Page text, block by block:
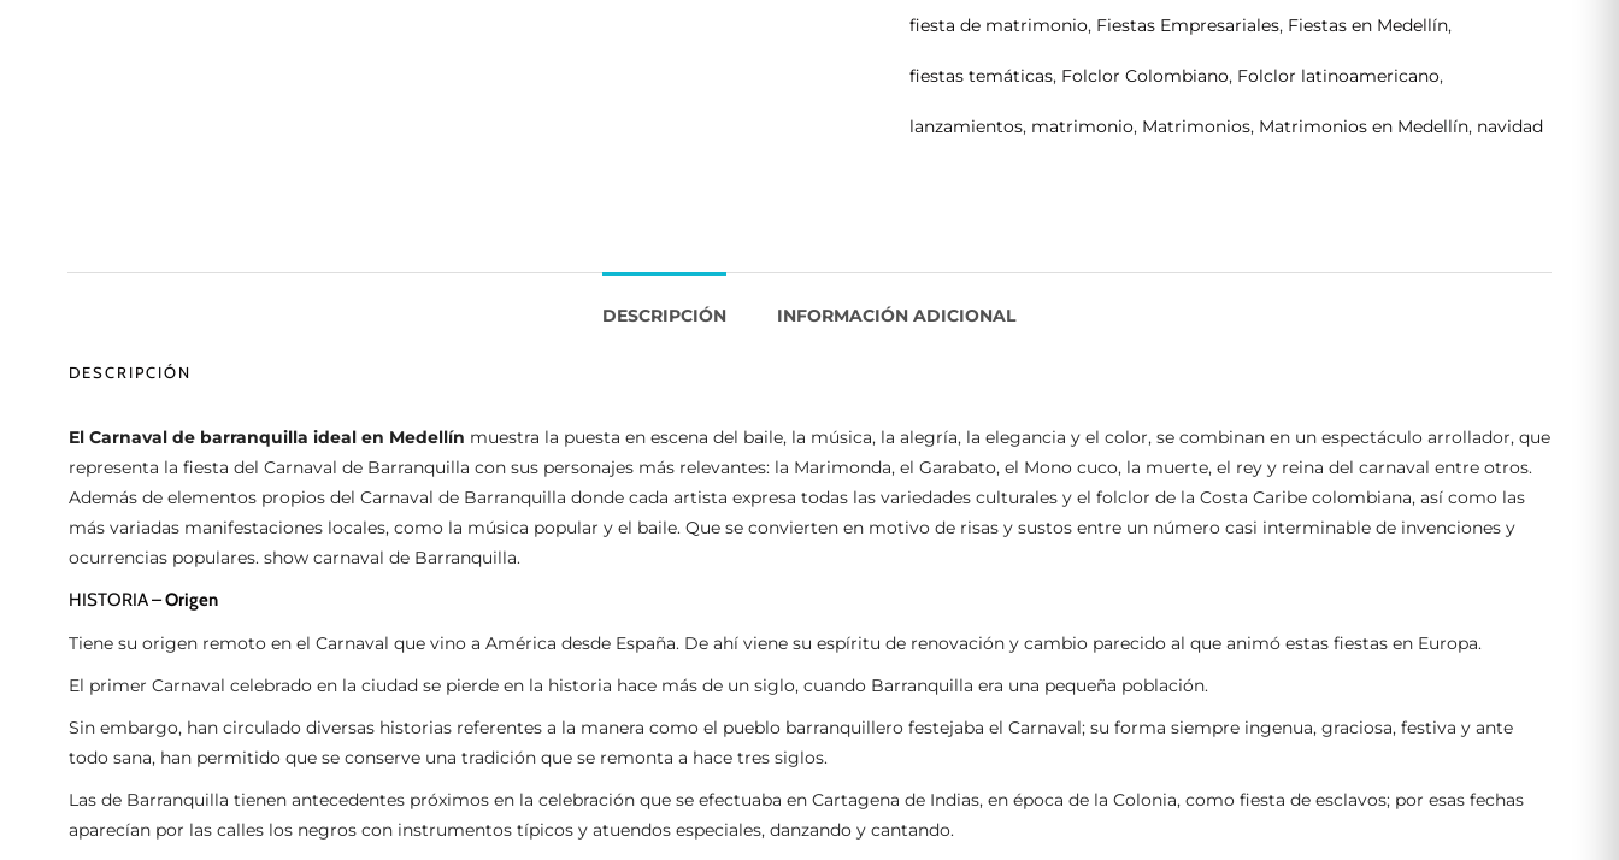
fiesta de matrimonio, Fiestas Empresariales, Fiestas en Medellín,
fiestas temáticas, Folclor Colombiano, Folclor latinoamericano,
lanzamientos, matrimonio, Matrimonios, Matrimonios en Medellín, navidad
DESCRIPCIÓN INFORMACIÓN ADICIONAL
DESCRIPCIÓN
El Carnaval de barranquilla ideal en Medellín muestra la puesta en escena del baile, la música, la alegría, la elegancia y el color, se combinan en un espectáculo arrollador, que
representa la fiesta del Carnaval de Barranquilla con sus personajes más relevantes: la Marimonda, el Garabato, el Mono cuco, la muerte, el rey y reina del carnaval entre otros.
Además de elementos propios del Carnaval de Barranquilla donde cada artista expresa todas las variedades culturales y el folclor de la Costa Caribe colombiana, así como las
más variadas manifestaciones locales, como la música popular y el baile. Que se convierten en motivo de risas y sustos entre un número casi interminable de invenciones y
ocurrencias populares. show carnaval de Barranquilla.
HISTORIA –Origen
Tiene su origen remoto en el Carnaval que vino a América desde España. De ahí viene su espíritu de renovación y cambio parecido al que animó estas fiestas en Europa.
El primer Carnaval celebrado en la ciudad se pierde en la historia hace más de un siglo, cuando Barranquilla era una pequeña población.
Sin embargo, han circulado diversas historias referentes a la manera como el pueblo barranquillero festejaba el Carnaval; su forma siempre ingenua, graciosa, festiva y ante
todo sana, han permitido que se conserve una tradición que se remonta a hace tres siglos.
Las de Barranquilla tienen antecedentes próximos en la celebración que se efectuaba en Cartagena de Indias, en época de la Colonia, como fiesta de esclavos; por esas fechas
aparecían por las calles los negros con instrumentos típicos y atuendos especiales, danzando y cantando.